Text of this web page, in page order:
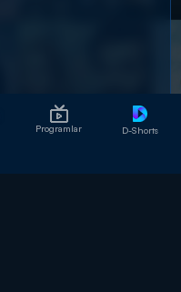
Programlar D-Shorts